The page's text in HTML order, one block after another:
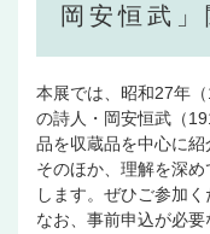
岡安恒武」
本展では、昭和27年
の詩人・岡安恒武（
品を収蔵品を中心に紹
そのほか、理解を深
します。ぜひご参加く
なお、事前申込が必